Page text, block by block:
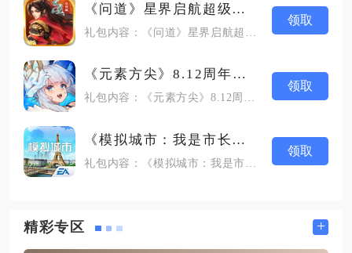
《问道》星界启航超级礼包
领取
《元素方尖》8.12周年礼包
礼包内容：《元素方尖》8.12周年礼包
领取
《模拟城市：我是市长》暑期礼包
领取
精彩专区 +